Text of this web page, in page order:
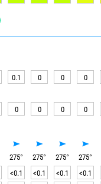
0.1 0 0 0
0 0 0 0
275° 275° 275° 275°
<0.1 <0.1 <0.1 <0.1